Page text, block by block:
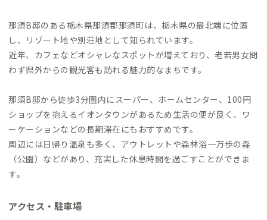
那須B邸のある栃木県那須郡那須町は、栃木県の最北端に位置
し、リゾート地や別荘地として知られています。
近年、カフェなどオシャレなスポットが増えており、老若男女問
わず県外からの観光客も訪れる魅力的なまちです。
那須B邸から徒歩3分圏内にスーパー、ホームセンター、100円
ショップを抱えるイオンタウンがあるため生活の便が良く、ワ
ーケーションなどの長期滞在にもおすすめです。
周辺には日帰り温泉も多く、アウトレットや森林浴一万歩の森
（公園）などがあり、充実した休息時間を過ごすことができま
す。
アクセス・駐車場